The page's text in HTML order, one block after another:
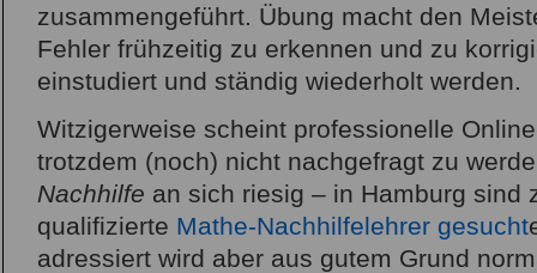
zusammengeführt. Übung macht den
Fehler frühzeitig zu erkennen und zu
einstudiert und ständig wiederholt werden.
Witzigerweise scheint professionelle
trotzdem (noch) nicht nachgefragt zu
Nachhilfe an sich riesig – in Hamburg sind
qualifizierte Mathe-Nachhilfelehrer gesucht
adressiert wird aber aus gutem Grund